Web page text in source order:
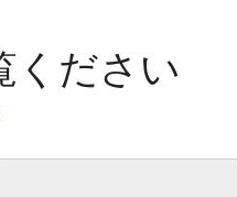
ください